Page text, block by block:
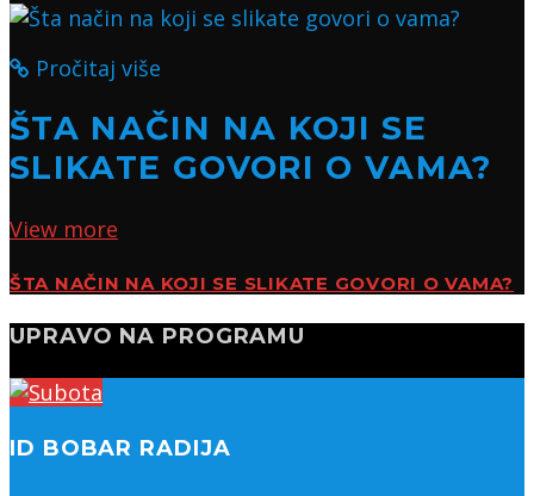
Pročitaj više
ŠTA NAČIN NA KOJI SE
SLIKATE GOVORI O VAMA?
View more
ŠTA NAČIN NA KOJI SE SLIKATE GOVORI O VAMA?
UPRAVO NA PROGRAMU
ID BOBAR RADIJA